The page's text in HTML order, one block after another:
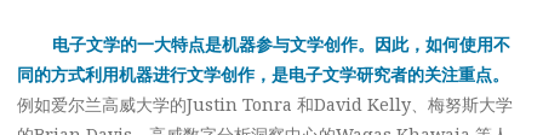
电子文学的一大特点是机器参与文学创作。因此，如何使用不
同的方式利用机器进行文学创作，是电子文学研究者的关注重点。
例如爱尔兰高威大学的Justin Tonra 和David Kelly、梅努斯大学